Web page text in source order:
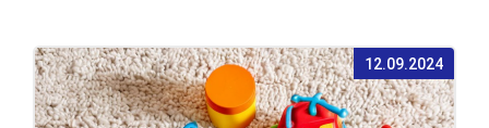
12.09.2024